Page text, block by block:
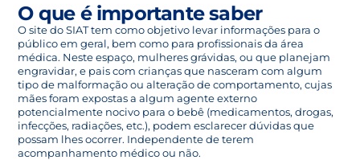
O que é importante saber
O site do SIAT tem como objetivo levar informações para o
público em geral, bem como para profissionais da área
médica. Neste espaço, mulheres grávidas, ou que planejam
engravidar, e pais com crianças que nasceram com algum
tipo de malformação ou alteração de comportamento, cujas
mães foram expostas a algum agente externo
potencialmente nocivo para o bebê (medicamentos, drogas,
infecções, radiações, etc.), podem esclarecer dúvidas que
possam lhes ocorrer. Independente de terem
acompanhamento médico ou não.